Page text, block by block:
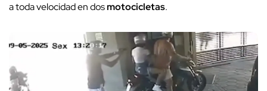
a toda velocidad en dosmotocicletas.